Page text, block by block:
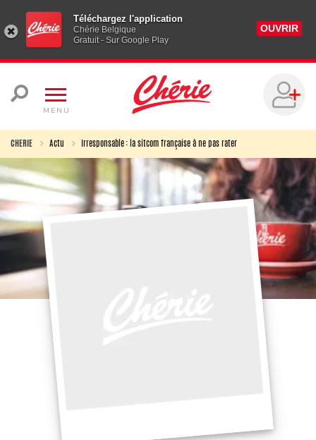
Téléchargez l'application
Chérie Belgique
Gratuit - Sur Google Play
OUVRIR
MENU
CHERIE Actu Irresponsable : la sitcom française à ne pas rater